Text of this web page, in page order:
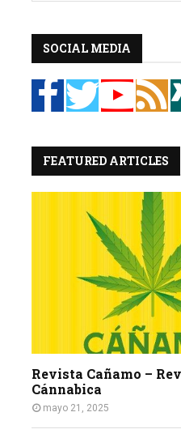
r
:
SOCIAL MEDIA
FEATURED ARTICLES
Revista Cañamo –
Cánnabica
mayo 21, 2025